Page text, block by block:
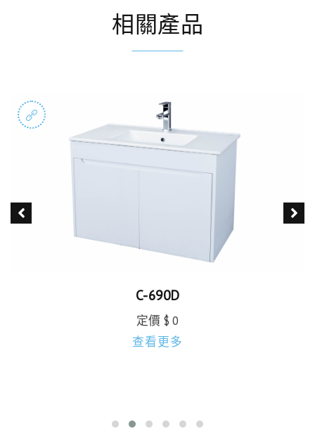
相關產品
C-690D
定價 $ 0
查看更多